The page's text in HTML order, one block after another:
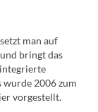
man auf
bringt das
2006 zum
vorgestellt.